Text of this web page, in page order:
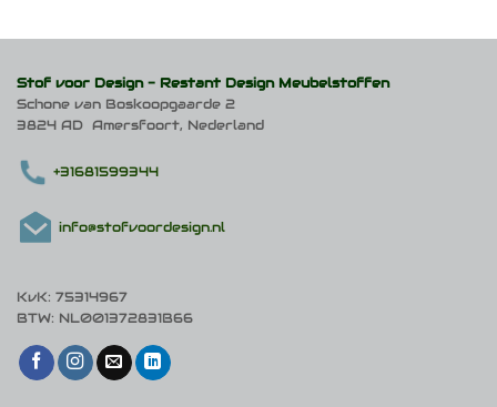
Stof voor Design - Restant Design Meubelstoffen
Schone van Boskoopgaarde 2
3824 AD Amersfoort, Nederland
+31681599344
info@stofvoordesign.nl
KvK: 75314967
BTW: NL001372831B66